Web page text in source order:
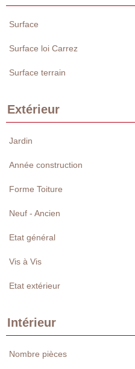
Surface
Surface loi Carrez
Surface terrain
Extérieur
Jardin
Année construction
Forme Toiture
Neuf - Ancien
Etat général
Vis à Vis
Etat extérieur
Intérieur
Nombre pièces